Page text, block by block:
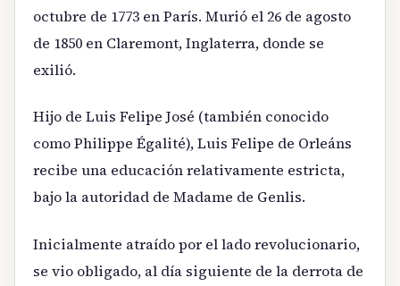
octubre de 1773 en París. Murió el 26 de agosto
de 1850 en Claremont, Inglaterra, donde se
exilió.
Hijo de Luis Felipe José (también conocido
como Philippe Égalité), Luis Felipe de Orleáns
recibe una educación relativamente estricta,
bajo la autoridad de Madame de Genlis.
Inicialmente atraído por el lado revolucionario,
se vio obligado, al día siguiente de la derrota de